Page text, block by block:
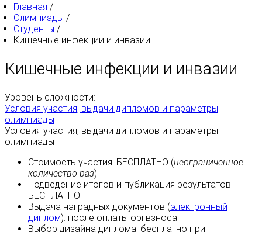
Главная /
Олимпиады /
Студенты /
Кишечные инфекции и инвазии
Кишечные инфекции и инвазии
Уровень сложности:
Условия участия, выдачи дипломов и параметры
олимпиады
Условия участия, выдачи дипломов и параметры
олимпиады
Стоимость участия: БЕСПЛАТНО (неограниченное
количество раз)
Подведение итогов и публикация результатов:
БЕСПЛАТНО
Выдача наградных документов (электронный
диплом): после оплаты оргвзноса
Выбор дизайна диплома: бесплатно при